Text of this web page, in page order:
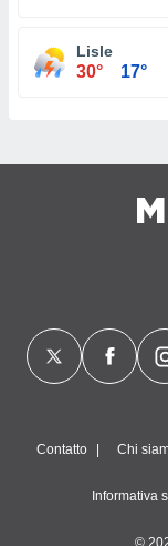
Lisle
30° 17°
Contatto Chi
Informativa
©